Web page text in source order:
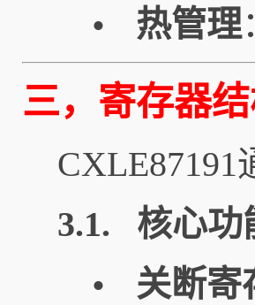
• 热管理
三，寄存器
3.1. 核心功
•
关断寄